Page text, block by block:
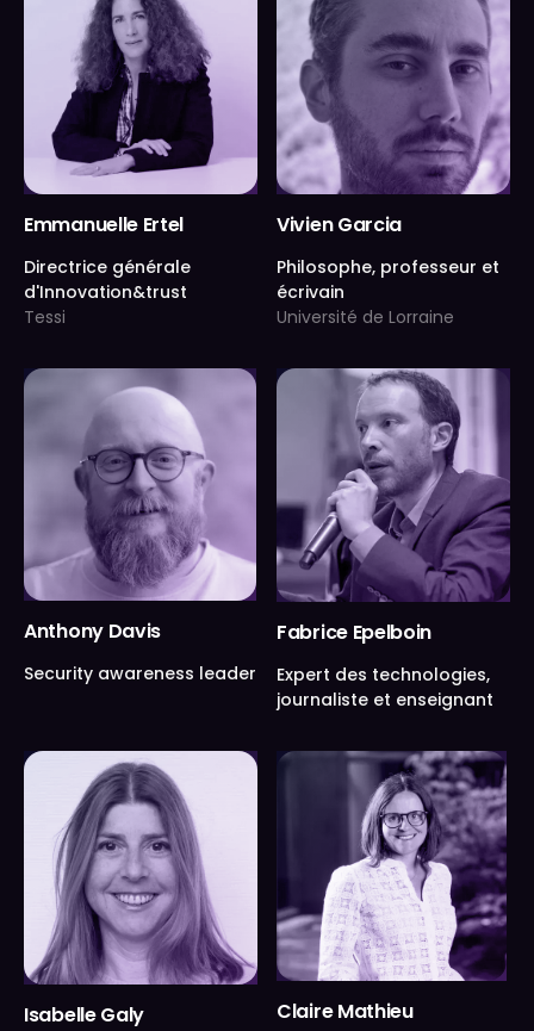
Emmanuelle Ertel
Directrice générale
d'Innovation&trust
Tessi
Vivien Garcia
Philosophe, professeur et
écrivain
Université de Lorraine
Anthony Davis
Security awareness leader
Fabrice Epelboin
Expert des technologies,
journaliste et enseignant
Isabelle Galy Claire Mathieu